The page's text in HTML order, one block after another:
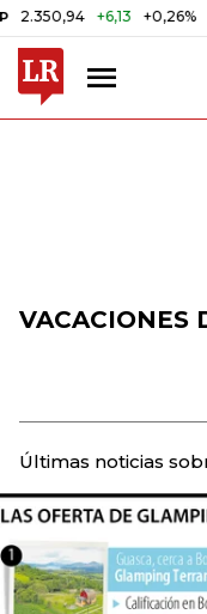
+6,13 +0,26%
VACACIONES
Últimas noticias